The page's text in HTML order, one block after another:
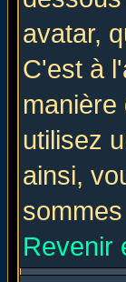
avatar,
C'est à
utilisez
ainsi,
Revenir